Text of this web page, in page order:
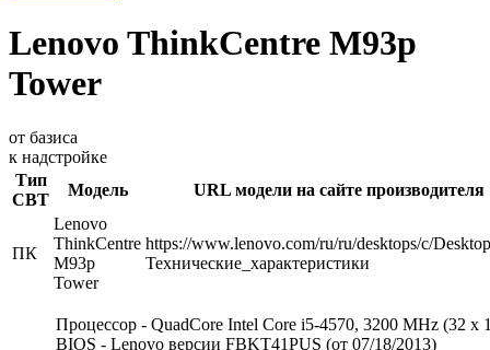
Lenovo ThinkCentre M93p
Tower
от базиса
к надстройке
Тип
СВТ
Модель URL модели на сайте производителя
ПК
Lenovo
ThinkCentre
M93p
Tower
https://www.lenovo.com/ru/ru/desktops/c/
Технические_характеристики
Процессор - QuadCore Intel Core i5-4570, 3200 MHz (32 x
BIOS - Lenovo версии FBKT41PUS (от 07/18/2013)